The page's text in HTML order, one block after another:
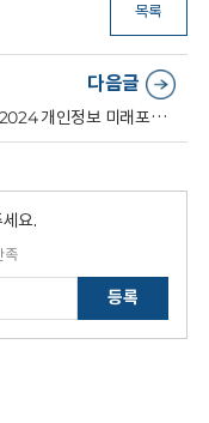
목록
다음글
제6차 2024 개인정보 미래포럼('24.12.18.)
요.
족
등록